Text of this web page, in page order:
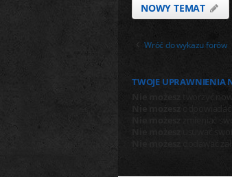
NOWY TEMAT
Wróć do wykazu forów
TWOJE UPRAWNIENIA
tworzyć
zmieniać
dodawać